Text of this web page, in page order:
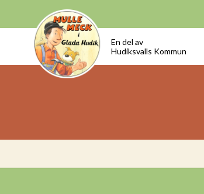
En del av
Hudiksvalls Kommun